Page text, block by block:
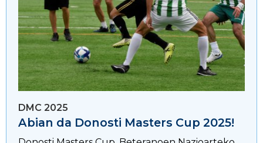
DMC 2025
Abian da Donosti Masters Cup 2025!